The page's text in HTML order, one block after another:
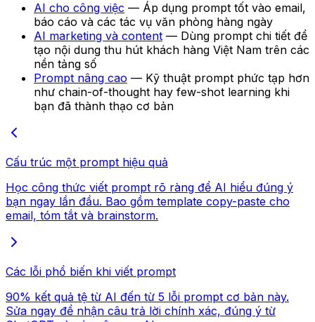
AI cho công việc — Áp dụng prompt tốt vào email,
báo cáo và các tác vụ văn phòng hàng ngày
AI marketing và content — Dùng prompt chi tiết để
tạo nội dung thu hút khách hàng Việt Nam trên các
nền tảng số
Prompt nâng cao — Kỹ thuật prompt phức tạp hơn
như chain-of-thought hay few-shot learning khi
bạn đã thành thạo cơ bản
Cấu trúc một prompt hiệu quả
Học công thức viết prompt rõ ràng để AI hiểu đúng ý
bạn ngay lần đầu. Bao gồm template copy-paste cho
email, tóm tắt và brainstorm.
Các lỗi phổ biến khi viết prompt
90% kết quả tệ từ AI đến từ 5 lỗi prompt cơ bản này.
Sửa ngay để nhận câu trả lời chính xác, đúng ý từ